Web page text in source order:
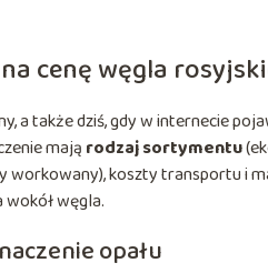
cenę węgla
a także dziś, gdy w internecie
mają rodzaj sortymentu
workowany), koszty transportu i
węgla.
opału